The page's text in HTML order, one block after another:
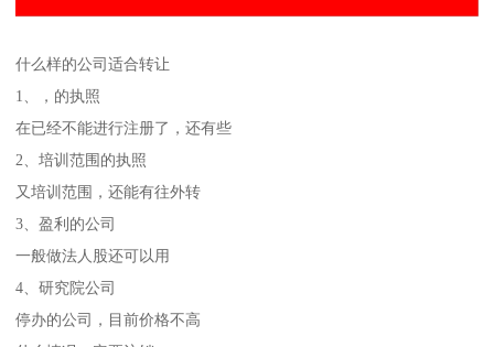
什么样的公司适合转让
1、，的执照
在已经不能进行注册了，还有些
2、培训范围的执照
又培训范围，还能有往外转
3、盈利的公司
一般做法人股还可以用
4、研究院公司
停办的公司，目前价格不高